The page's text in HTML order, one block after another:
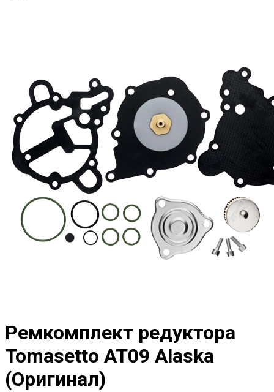
Ремкомплект редуктора
Tomasetto AT09 Alaska
(Оригинал)